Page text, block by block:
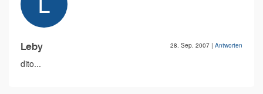
Leby 28. Sep. 2007 | Antworten
dito...